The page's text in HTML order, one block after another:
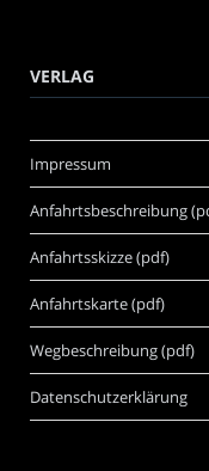
VERLAG
Impressum
Anfahrtsbeschreibung
Anfahrtsskizze (pdf)
Anfahrtskarte (pdf)
Wegbeschreibung (pdf)
Datenschutzerklärung